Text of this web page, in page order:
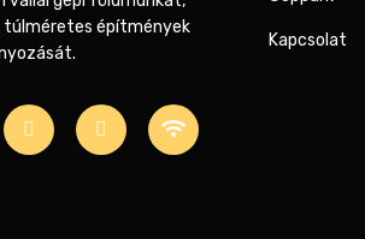
túlméretes építmények
Kapcsolat